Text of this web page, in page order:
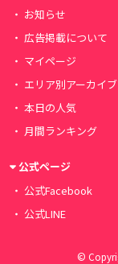
お知らせ
広告掲載について
マイページ
エリア別アーカイブ
本日の人気
月間ランキング
公式ページ
公式Facebook
公式LINE
©